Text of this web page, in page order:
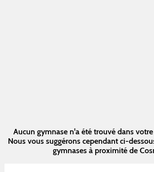
Aucun gymnase n'a été trouvé dans
Nous vous suggérons cependant ci-
gymnases à proximité de